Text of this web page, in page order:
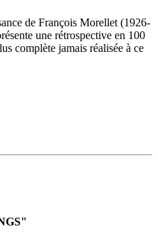
de François Morellet (1926-
une rétrospective en 100
complète jamais réalisée à ce